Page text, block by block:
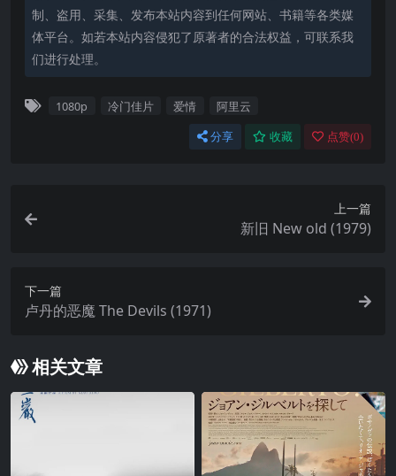
制、盗用、采集、发布本站内容到任何网站、书籍等各类媒
体平台。如若本站内容侵犯了原著者的合法权益，可联系我
们进行处理。
1080p 冷门佳片 爱情 阿里云
分享 收藏 点赞(0)
上一篇
新旧 New old (1979)
下一篇
卢丹的恶魔 The Devils (1971)
相关文章